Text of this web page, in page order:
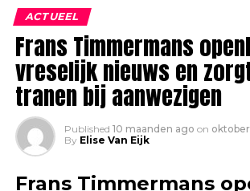
ACTUEEL
Frans Timmermans
vreselijk nieuws en
tranen bij aanwezigen
Published 10 maanden ago on oktober
By Elise Van Eijk
Frans Timmermans